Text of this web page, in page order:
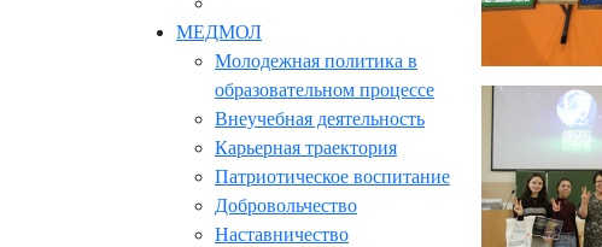
МЕДМОЛ
Молодежная политика в
образовательном процессе
Внеучебная деятельность
Карьерная траектория
Патриотическое воспитание
Добровольчество
Наставничество